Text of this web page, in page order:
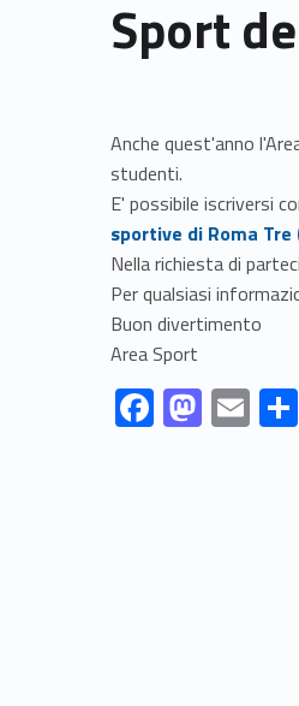
Sport
Anche quest'anno
studenti.
E' possibile iscriversi
sportive di Roma
Nella richiesta di
Per qualsiasi
Buon divertimento
Area Sport
Link identifier #identifier__78102-1
F
ac
Link identifier #identifier__63342-2 M
as
Link identifier #identifier__116664-3 E
m
Link identifier #identifier__159624-4